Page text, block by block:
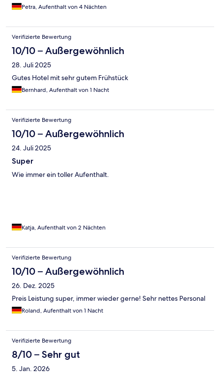
Petra, Aufenthalt von 4 Nächten
Verifizierte Bewertung
10/10 – Außergewöhnlich
28. Juli 2025
Gutes Hotel mit sehr gutem Frühstück
Bernhard, Aufenthalt von 1 Nacht
Verifizierte Bewertung
10/10 – Außergewöhnlich
24. Juli 2025
Super
Wie immer ein toller Aufenthalt.
Katja, Aufenthalt von 2 Nächten
Verifizierte Bewertung
10/10 – Außergewöhnlich
26. Dez. 2025
Preis Leistung super, immer wieder gerne! Sehr nettes Personal
Roland, Aufenthalt von 1 Nacht
Verifizierte Bewertung
8/10 – Sehr gut
5. Jan. 2026